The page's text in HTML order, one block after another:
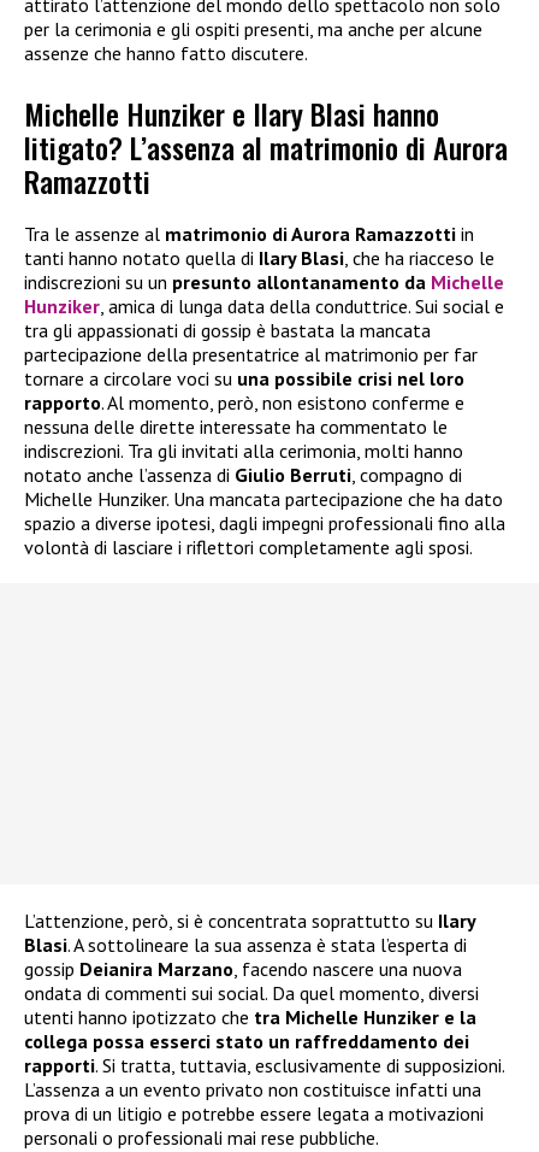
per la cerimonia e gli ospiti presenti, ma anche per alcune
assenze che hanno fatto discutere.
Michelle Hunziker e Ilary Blasi hanno
litigato? L’assenza al matrimonio di Aurora
Ramazzotti
Tra le assenze al matrimonio di Aurora Ramazzotti in
tanti hanno notato quella di Ilary Blasi, che ha riacceso le
indiscrezioni su un presunto allontanamento da Michelle
Hunziker, amica di lunga data della conduttrice. Sui social e
tra gli appassionati di gossip è bastata la mancata
partecipazione della presentatrice al matrimonio per far
tornare a circolare voci su una possibile crisi nel loro
rapporto. Al momento, però, non esistono conferme e
nessuna delle dirette interessate ha commentato le
indiscrezioni. Tra gli invitati alla cerimonia, molti hanno
notato anche l’assenza di Giulio Berruti, compagno di
Michelle Hunziker. Una mancata partecipazione che ha dato
spazio a diverse ipotesi, dagli impegni professionali fino alla
volontà di lasciare i riflettori completamente agli sposi.
L’attenzione, però, si è concentrata soprattutto su Ilary
Blasi. A sottolineare la sua assenza è stata l’esperta di
gossip Deianira Marzano, facendo nascere una nuova
ondata di commenti sui social. Da quel momento, diversi
utenti hanno ipotizzato che tra Michelle Hunziker e la
collega possa esserci stato un raffreddamento dei
rapporti. Si tratta, tuttavia, esclusivamente di supposizioni.
L’assenza a un evento privato non costituisce infatti una
prova di un litigio e potrebbe essere legata a motivazioni
personali o professionali mai rese pubbliche.